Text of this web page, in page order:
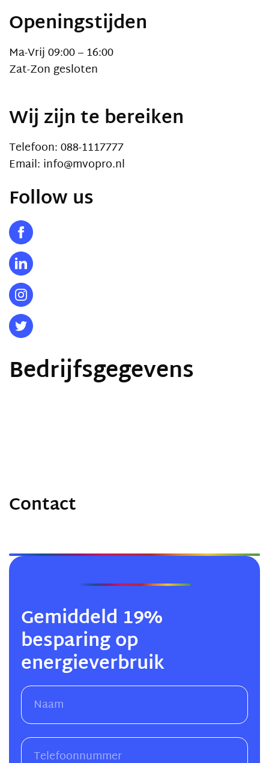
Openingstijden
Ma-Vrij 09:00 – 16:00
Zat-Zon gesloten
Wij zijn te bereiken
Telefoon: 088-1117777
Email: info@mvopro.nl
Follow us
Bedrijfsgegevens
Contact
Gemiddeld 19%
besparing op
energieverbruik